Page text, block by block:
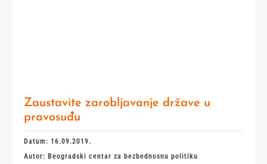
Zaustavite zarobljavanje države u
pravosuđu
Datum: 16.09.2019.
Autor: Beogradski centar za bezbednosnu politiku